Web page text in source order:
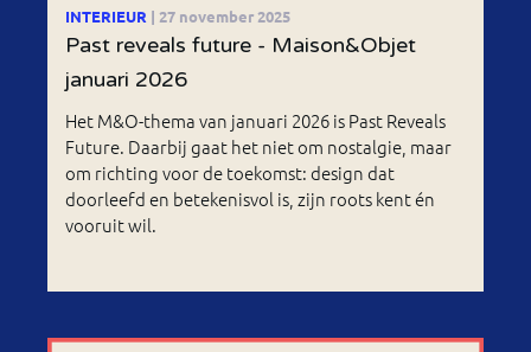
INTERIEUR | 27 november 2025
Past reveals future - Maison&Objet
januari 2026
Het M&O-thema van januari 2026 is Past Reveals
Future. Daarbij gaat het niet om nostalgie, maar
om richting voor de toekomst: design dat
doorleefd en betekenisvol is, zijn roots kent én
vooruit wil.